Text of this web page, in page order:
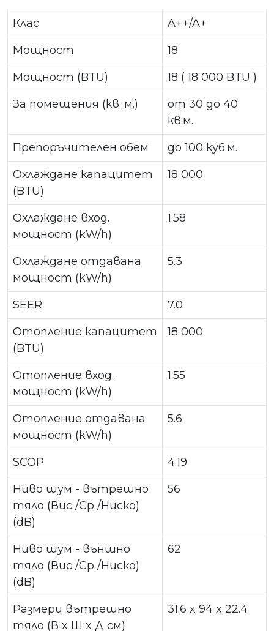
Клас
A++/A+
Мощност
18
Мощност (BTU)
18 ( 18 000 BTU )
За помещения (кв. м.)
от 30 до 40
кв.м.
Препоръчителен обем
до 100 куб.м.
Охлаждане капацитет
(BTU)
18 000
Охлаждане вход.
мощност (kW/h)
1.58
Охлаждане отдавана
мощност (kW/h)
5.3
SEER
7.0
Отопление капацитет
(BTU)
18 000
Отопление вход.
мощност (kW/h)
1.55
Отопление отдавана
мощност (kW/h)
5.6
SCOP
4.19
Ниво шум - вътрешно
тяло (Вис./Ср./Ниско)
(dB)
56
Ниво шум - външно
тяло (Вис./Ср./Ниско)
(dB)
62
Размери вътрешно
тяло (В x Ш x Д см)
31.6 x 94 x 22.4